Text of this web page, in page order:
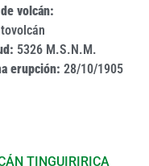
volcán:
5326 M.S.N.M.
erupción: 28/10/1905
TINGUIRIRICA